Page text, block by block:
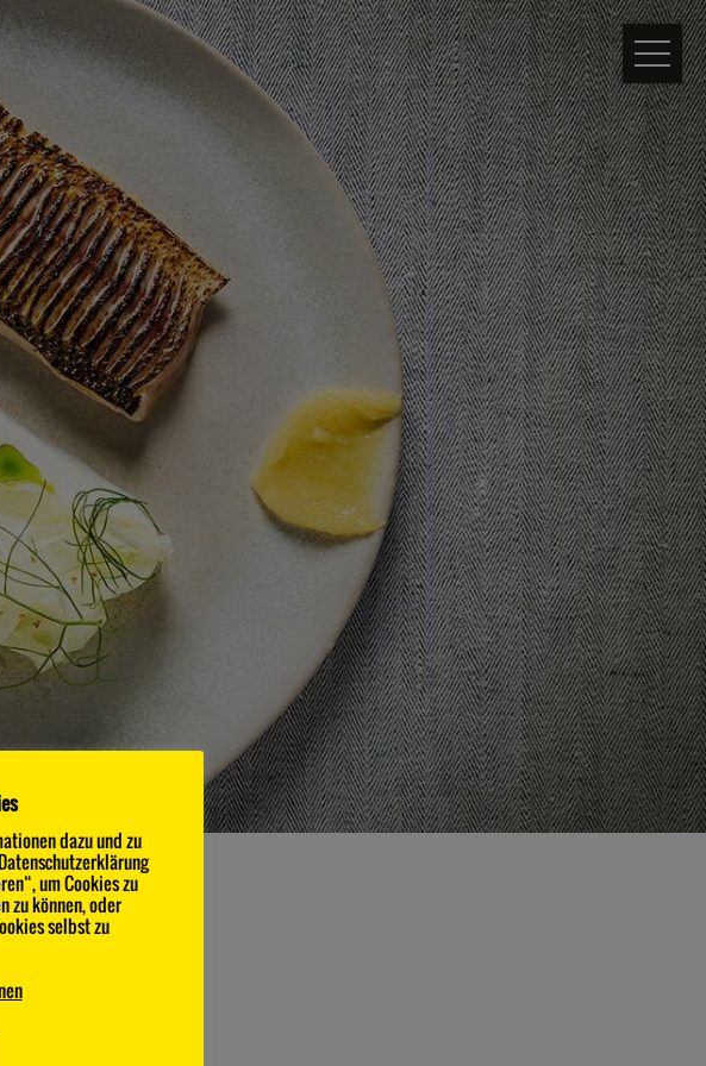
dazu und zu
um Cookies zu
zu können, oder
selbst zu